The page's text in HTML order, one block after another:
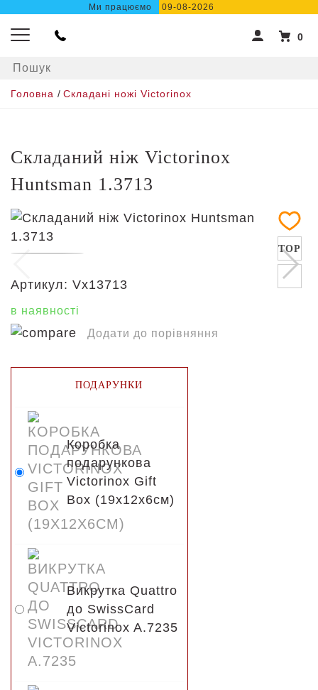
Ми працюємо 09-08-2026
0
Головна / Складані ножі Victorinox
Складаний ніж Victorinox
Huntsman 1.3713
TOP
Артикул: Vx13713
в наявності
Додати до порівняння
ПОДАРУНКИ
Коробка
подарункова
Victorinox Gift
Box (19x12x6см)
Викрутка Quattro
до SwissCard
Victorinox A.7235